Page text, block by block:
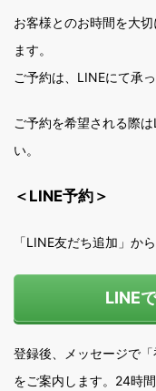
お客様とのお時間を大
ます。
ご予約は、LINEにて承っ
ご予約を希望される際
い。
＜LINE予約＞
「LINE友だち追加」か
LINE
登録後、メッセージで
をご案内します。24時